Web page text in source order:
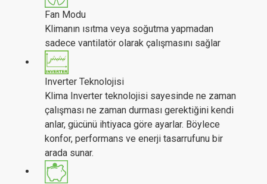
Fan Modu
Klimanın ısıtma veya soğutma yapmadan
sadece vantilatör olarak çalışmasını sağlar
Inverter Teknolojisi
Klima Inverter teknolojisi sayesinde ne zaman
çalışması ne zaman durması gerektiğini kendi
anlar, gücünü ihtiyaca göre ayarlar. Böylece
konfor, performans ve enerji tasarrufunu bir
arada sunar.